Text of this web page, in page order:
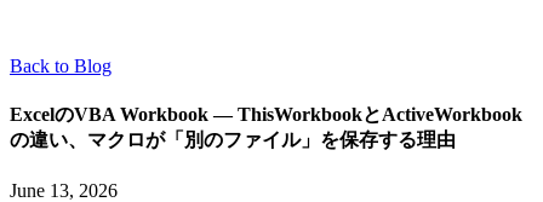
Back to Blog
ExcelのVBA Workbook — ThisWorkbookとActiveWorkbook
の違い、マクロが「別のファイル」を保存する理由
June 13, 2026